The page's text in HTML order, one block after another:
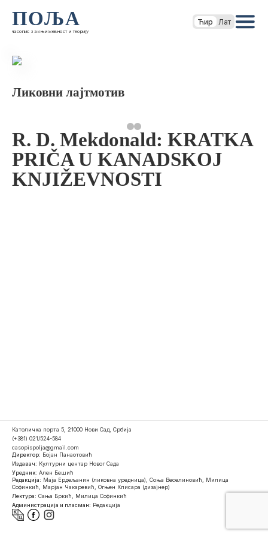
ПОЉА
часопис за књижевност и теорију
Ћир Лат
Ликовни лајтмотив
R. D. Mekdonald: KRATKA
PRIČA U KANADSKOJ
KNJIŽEVNOSTI
Католичка порта 5, 21000 Нови Сад, Србија
(+381) 021/524-584
casopispolja@gmail.com
Директор: Бојан Панаотовић
Издавач: Културни центар Новог Сада
Уредник: Ален Бешић
Редакција: Маја Ердељанин (ликовна уредница), Соња Веселиновић, Милица
Софинкић, Марјан Чакаревић, Огњен Клисара (дизајнер)
Лектура: Сања Бркић, Милица Софинкић
Администрација и пласман: Редакција